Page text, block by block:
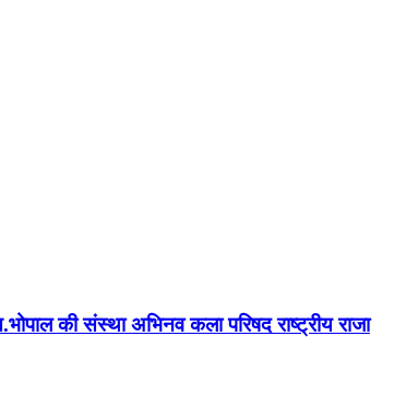
की संस्था अभिनव कला परिषद राष्ट्रीय राजा